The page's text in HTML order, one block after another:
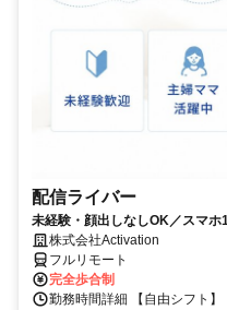
配信ライバー
未経験・顔出しなしOK／スマホ
株式会社Activation
フルリモート
完全歩合制
勤務時間詳細 【自由シフト